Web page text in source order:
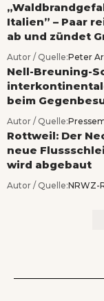
Italien” – Paar
ab und zündet
Autor / Quelle:Peter
Nell-Breuning-
beim
Autor / Quelle:
Rottweil: Der
neue
wird abgebaut
Autor / Quelle:NRWZ-